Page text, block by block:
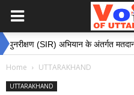
अभियान के अंतर्गत मतदान केंद्रों का
Home UTTARAKHAND
UTTARAKHAND